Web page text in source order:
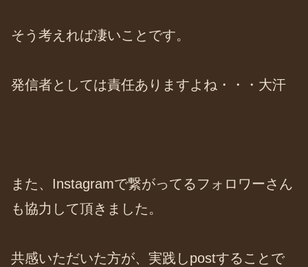
そう考えれば凄いことです。
発信者としては責任ありますよね・・・大汗
また、Instagramで繋がってるフォロワーさん
も協力して頂きました。
共感いただいた方が、実践しpostすることで